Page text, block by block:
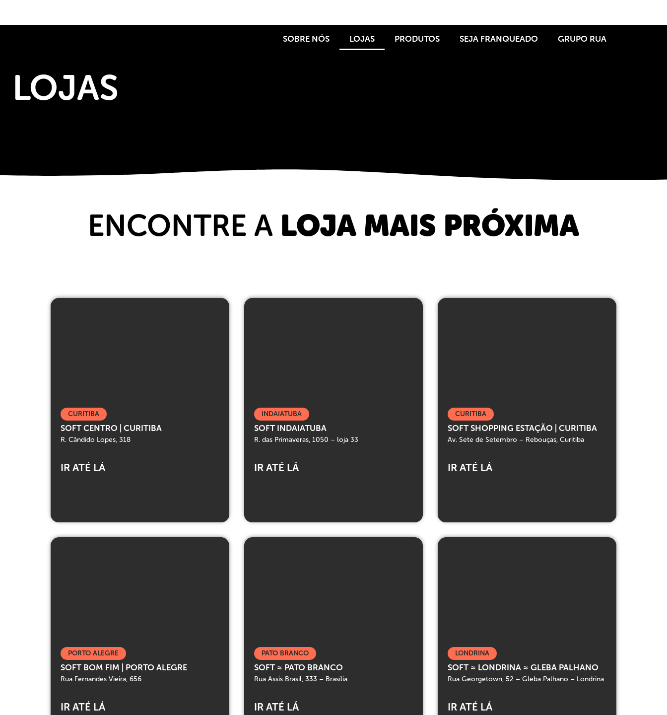
SOBRE NÓS LOJAS PRODUTOS SEJA FRANQUEADO GRUPO RUA
LOJAS
ENCONTRE A LOJA MAIS PRÓXIMA
CURITIBA
SOFT CENTRO | CURITIBA
R. Cândido Lopes, 318
IR ATÉ LÁ
INDAIATUBA
SOFT INDAIATUBA
R. das Primaveras, 1050 – loja 33
IR ATÉ LÁ
CURITIBA
SOFT SHOPPING ESTAÇÃO | CURITIBA
Av. Sete de Setembro – Rebouças, Curitiba
IR ATÉ LÁ
PORTO ALEGRE
SOFT BOM FIM | PORTO ALEGRE
Rua Fernandes Vieira, 656
IR ATÉ LÁ
PATO BRANCO
SOFT ≈ PATO BRANCO
Rua Assis Brasil, 333 – Brasília
IR ATÉ LÁ
LONDRINA
SOFT ≈ LONDRINA ≈ GLEBA PALHANO
Rua Georgetown, 52 – Gleba Palhano – Londrina
IR ATÉ LÁ